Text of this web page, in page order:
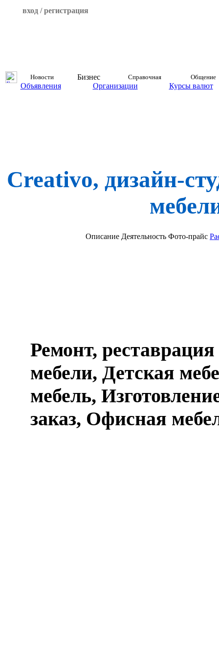
вход / регистрация
Новости Бизнес Справочная Общение
Объявления Организации Курсы валют
Creativo, дизайн-
Описание Деятельность Фото-прайс
Ремонт, реставрация
мебели, Детская
мебель,
заказ, Офисная